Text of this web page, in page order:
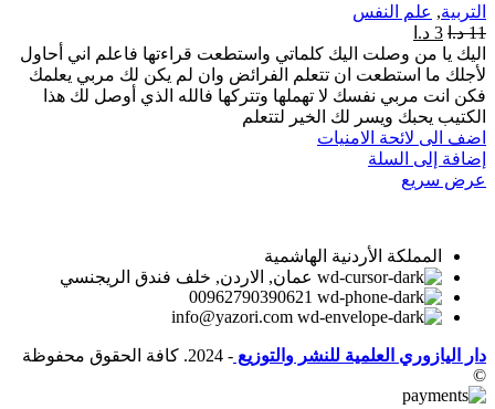
التربية, علم النفس
11 د.ا 3 د.ا
اليك يا من وصلت اليك كلماتي واستطعت قراءتها فاعلم اني أحاول
لأجلك ما استطعت ان تتعلم الفرائض وان لم يكن لك مربي يعلمك
فكن انت مربي نفسك لا تهملها وتتركها فالله الذي أوصل لك هذا
الكتيب يحبك ويسر لك الخير لتتعلم
اضف الى لائحة الامنيات
إضافة إلى السلة
عرض سريع
المملكة الأردنية الهاشمية
عمان, الاردن, خلف فندق الريجنسي
00962790390621
info@yazori.com
دار اليازوري العلمية للنشر والتوزيع
- 2024. كافة الحقوق محفوظة
©